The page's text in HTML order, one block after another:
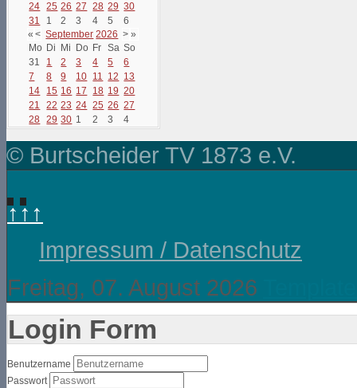
24 25 26 27 28 29 30
31
1 2 3 4 5
6
« < September 2026 > »
Mo Di Mi Do Fr Sa So
31
1 2 3 4 5
6
7
8 9 10 11 12 13
14
15 16 17 18 19 20
21
22 23 24 25 26 27
28 29 30 1 2 3 4
© Burtscheider TV 1873 e.V.
↑↑↑
Impressum / Datenschutz
Freitag, 07. August 2026
Login Form
Benutzername
Passwort